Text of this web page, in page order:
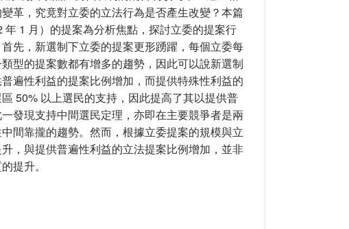
革，究竟對立委的立法行為是否產生改變？本篇
1 月）的提案為分析焦點，探討立委的提案行
先，新選制下立委的提案更形踴躍，每個立委每
型的提案數都有增多的趨勢，因此可以說新選制
遍性利益的提案比例增加，而提供特殊性利益的
50% 以上選民的支持，因此提高了其以提供普
發現支持中間選民定理，亦即在主要競爭者是兩
間靠攏的趨勢。然而，根據立委提案的規模與立
，與提供普遍性利益的立法提案比例增加，並非
提升。
索性的研究